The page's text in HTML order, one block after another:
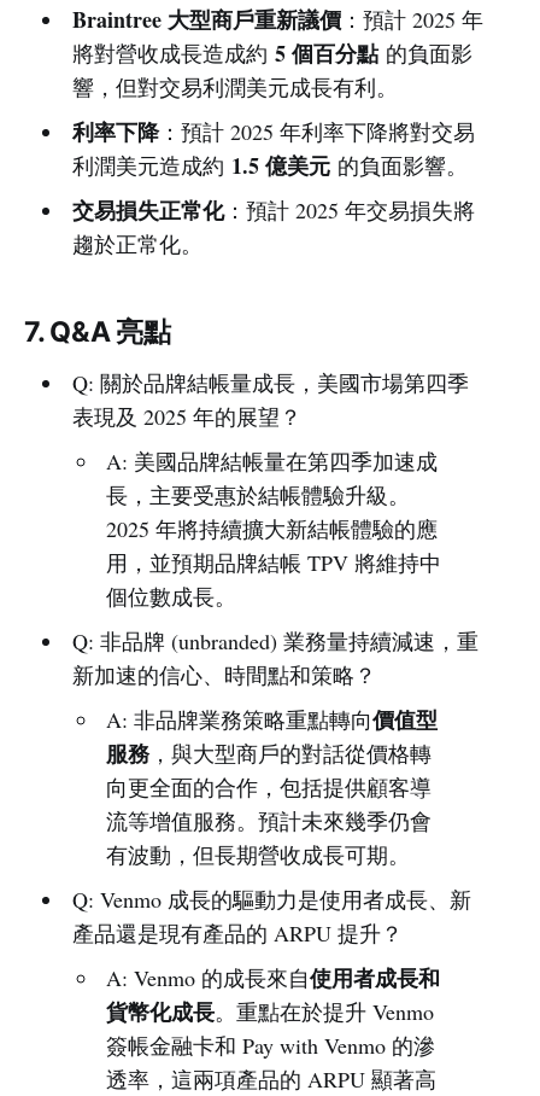
Braintree 大型商戶重新議價：預計 2025 年
將對營收成長造成約 5 個百分點的負面影
響，但對交易利潤美元成長有利。
利率下降：預計 2025 年利率下降將對交易
利潤美元造成約 1.5 億美元的負面影響。
交易損失正常化：預計 2025 年交易損失將
趨於正常化。
7. Q&A 亮點
Q: 關於品牌結帳量成長，美國市場第四季
表現及 2025 年的展望？
A: 美國品牌結帳量在第四季加速成
長，主要受惠於結帳體驗升級。
2025 年將持續擴大新結帳體驗的應
用，並預期品牌結帳 TPV 將維持中
個位數成長。
Q: 非品牌 (unbranded) 業務量持續減速，重
新加速的信心、時間點和策略？
A: 非品牌業務策略重點轉向價值型
服務，與大型商戶的對話從價格轉
向更全面的合作，包括提供顧客導
流等增值服務。預計未來幾季仍會
有波動，但長期營收成長可期。
Q: Venmo 成長的驅動力是使用者成長、新
產品還是現有產品的 ARPU 提升？
A: Venmo 的成長來自使用者成長和
貨幣化成長。重點在於提升 Venmo
簽帳金融卡和 Pay with Venmo 的滲
透率，這兩項產品的 ARPU 顯著高